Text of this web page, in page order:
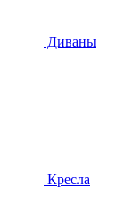
Диваны
Кресла